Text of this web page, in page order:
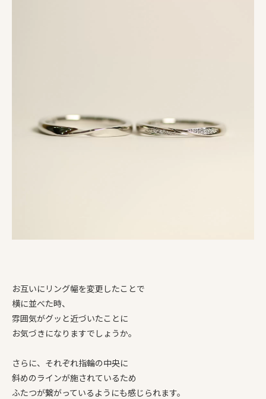
お互いにリング幅を変更したことで
横に並べた時、
雰囲気がグッと近づいたことに
お気づきになりますでしょうか。
さらに、それぞれ指輪の中央に
斜めのラインが施されているため
ふたつが繋がっているようにも感じられます。